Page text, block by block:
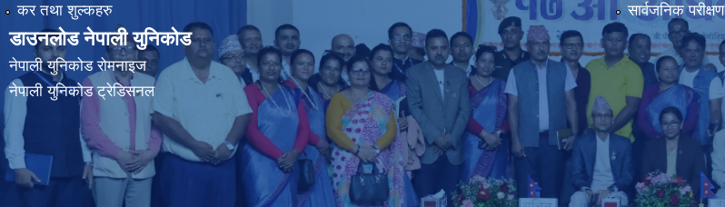
कर तथा शुल्कहरु
डाउनलोड नेपाली युनिकोड
नेपाली युनिकोड रोमनाइज
नेपाली युनिकोड ट्रेडिसनल
सार्वजनिक परीक्षण